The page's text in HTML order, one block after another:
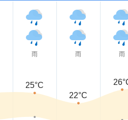
雨 雨 雨
25°C
22°C